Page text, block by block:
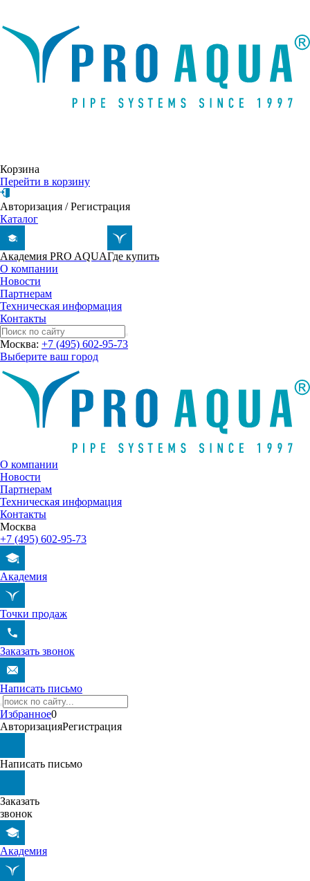
Корзина
Перейти в корзину
Авторизация /Регистрация
Каталог
Академия PRO AQUAГде купить
О компании
Новости
Партнерам
Техническая информация
Контакты
Москва: +7 (495) 602-95-73
Выберите ваш город
О компании
Новости
Партнерам
Техническая информация
Контакты
Москва
+7 (495) 602-95-73
Академия
Точки продаж
Заказать звонок
Написать письмо
Избранное0
АвторизацияРегистрация
Написать письмо
Заказать
звонок
Академия